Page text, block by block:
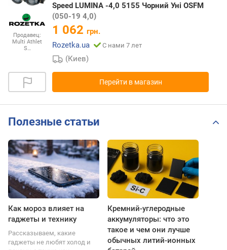
Продавец:
Multi Athlet
S…
Speed LUMINA -4,0 5155 Чорний Уні OSFM
(050-19 4,0)
1 062 грн.
Rozetka.ua
С нами 7 лет
(Киев)
Перейти в магазин
Полезные статьи
Как мороз влияет на
гаджеты и технику
Рассказываем, какие
гаджеты не любят холод и
Кремний-углеродные
аккумуляторы: что это
такое и чем они лучше
обычных литий-ионных